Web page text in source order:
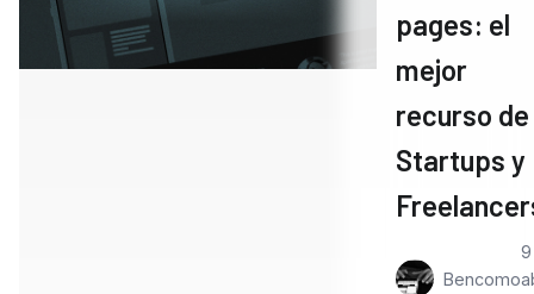
pages: el
mejor
recurso de
Startups y
Bencomo
9